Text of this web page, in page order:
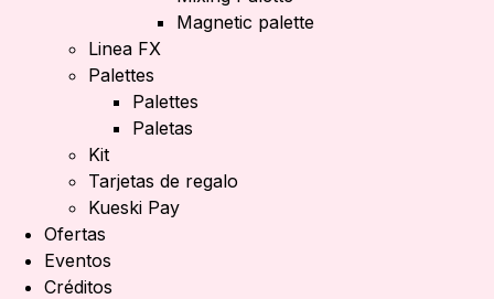
Magnetic palette
Linea FX
Palettes
Palettes
Paletas
Kit
Tarjetas de regalo
Kueski Pay
Ofertas
Eventos
Créditos